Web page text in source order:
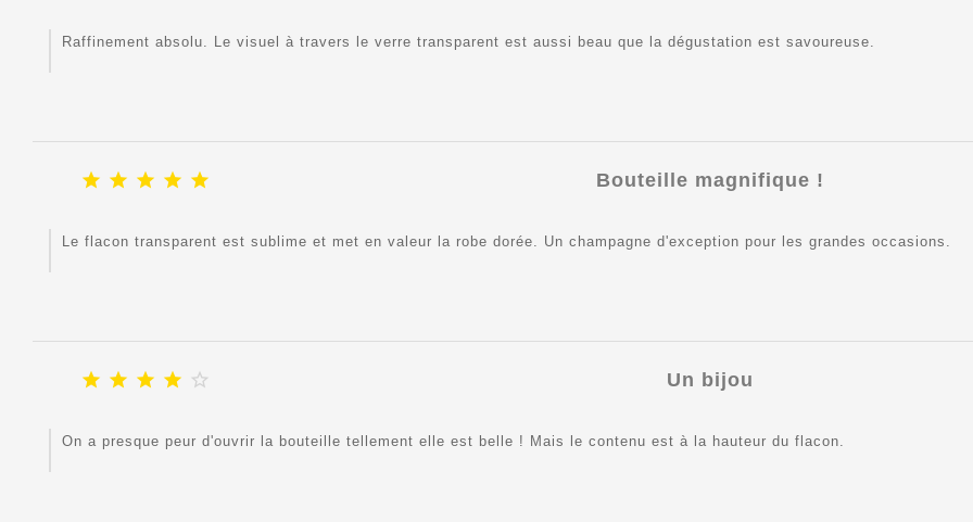
Raffinement absolu. Le visuel à travers le verre transparent est aussi beau que la dégustation est savoureuse.
     Bouteille magnifique !
Le flacon transparent est sublime et met en valeur la robe dorée. Un champagne d'exception pour les grandes occasions.
     Un bijou
On a presque peur d'ouvrir la bouteille tellement elle est belle ! Mais le contenu est à la hauteur du flacon.